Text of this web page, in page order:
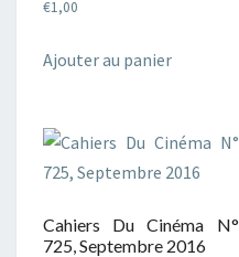
€1,00
Ajouter au panier
Cahiers Du Cinéma N°
725, Septembre 2016